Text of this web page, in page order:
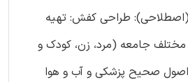
(اصطلاحی): طراحی کفش: تهیه
مختلف جامعه (مرد، زن، کودک و
اصول صحیح پزشکی و آب و هوا